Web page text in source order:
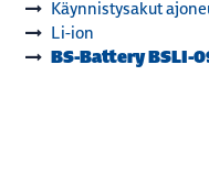
Käynnistysakut
Li-ion
BS-Battery BSLI-